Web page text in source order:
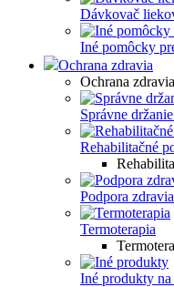
Dávkovač
Iné pomôcky
Ochrana zdravia
Ochrana zdravia
Správne
Rehabilitačné
Podpora zdravia
Termoterapia
Iné produkty